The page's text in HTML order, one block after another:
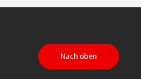
Nach oben